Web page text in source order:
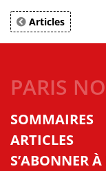
Articles
PARIS
SOMMAIRES
ARTICLES
S’ABONNER